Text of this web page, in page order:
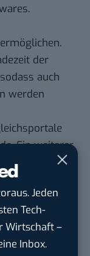
Jeden
Tech-
Wirtschaft –
Inbox.
der
auch
werden
. Ein weiterer
so einfach
how
ihres
den